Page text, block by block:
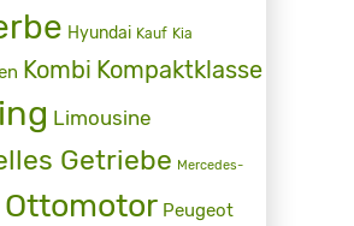
Hyundai Kauf Kia
Kombi Kompaktklasse
Limousine
Getriebe Mercedes-
Ottomotor Peugeot